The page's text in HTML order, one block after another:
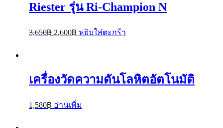
Riester รุ่น Ri-Champion N
3,650฿ 2,600฿ หยิบใส่ตะกร้า
เครื่องวัดความดันโลหิตอัตโนมัติ
1,580฿ อ่านเพิ่ม